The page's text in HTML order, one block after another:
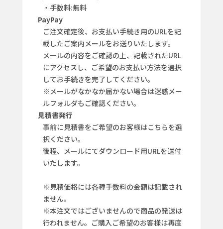
・手数料:無料
PayPay
ご注文確定後、お支払い手続き用のURLを記
載したご案内メールをお送りいたします。
メールの内容をご確認の上、記載されたURL
にアクセスし、ご希望のお支払い方法を選択
してお手続きを完了してください。
※メールがなかなか届かない場合は迷惑メー
ルフォルダもご確認ください。
見積書発行
事前に見積書をご希望のお客様はこちらを選
択ください。
後程、メールにてダウンロード用URLを送付
いたします。
※見積価格には各種手数料の金額は記載され
ません。
※本注文ではございませんので商品の発送は
行われません。ご購入ご希望のお客様は再度